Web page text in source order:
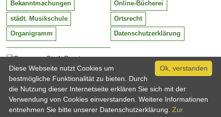
Stadt Barntrup
Mittelstraße 38
32683 Barntrup
Tel:
Email:
05263 / 409-0
info@barntrup.de
Bekanntmachungen Online-Bücherei
städt. Musikschule Ortsrecht
Organigramm Datenschutzerklärung
Ok, verstanden
Diese Webseite nutzt Cookies um
bestmögliche Funktionalität zu bieten. Durch
die Nutzung dieser Internetseite erklären Sie sich mit der
Verwendung von Cookies einverstanden. Weitere Informationen
entnehmen Sie bitte unserer Datenschutzerklärung. Zur